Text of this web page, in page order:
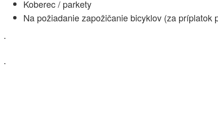
Koberec / parkety
Na požiadanie zapožičanie bicyklov (za príplatok
.
.